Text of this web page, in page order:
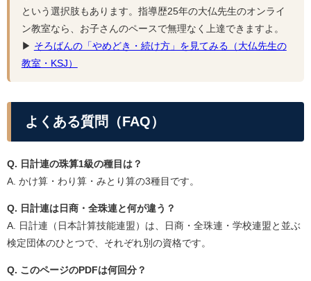
という選択肢もあります。指導歴25年の大仏先生のオンライ
ン教室なら、お子さんのペースで無理なく上達できますよ。
▶ そろばんの「やめどき・続け方」を見てみる（大仏先生の
教室・KSJ）
よくある質問（FAQ）
Q. 日計連の珠算1級の種目は？
A. かけ算・わり算・みとり算の3種目です。
Q. 日計連は日商・全珠連と何が違う？
A. 日計連（日本計算技能連盟）は、日商・全珠連・学校連盟と並ぶ
検定団体のひとつで、それぞれ別の資格です。
Q. このページのPDFは何回分？